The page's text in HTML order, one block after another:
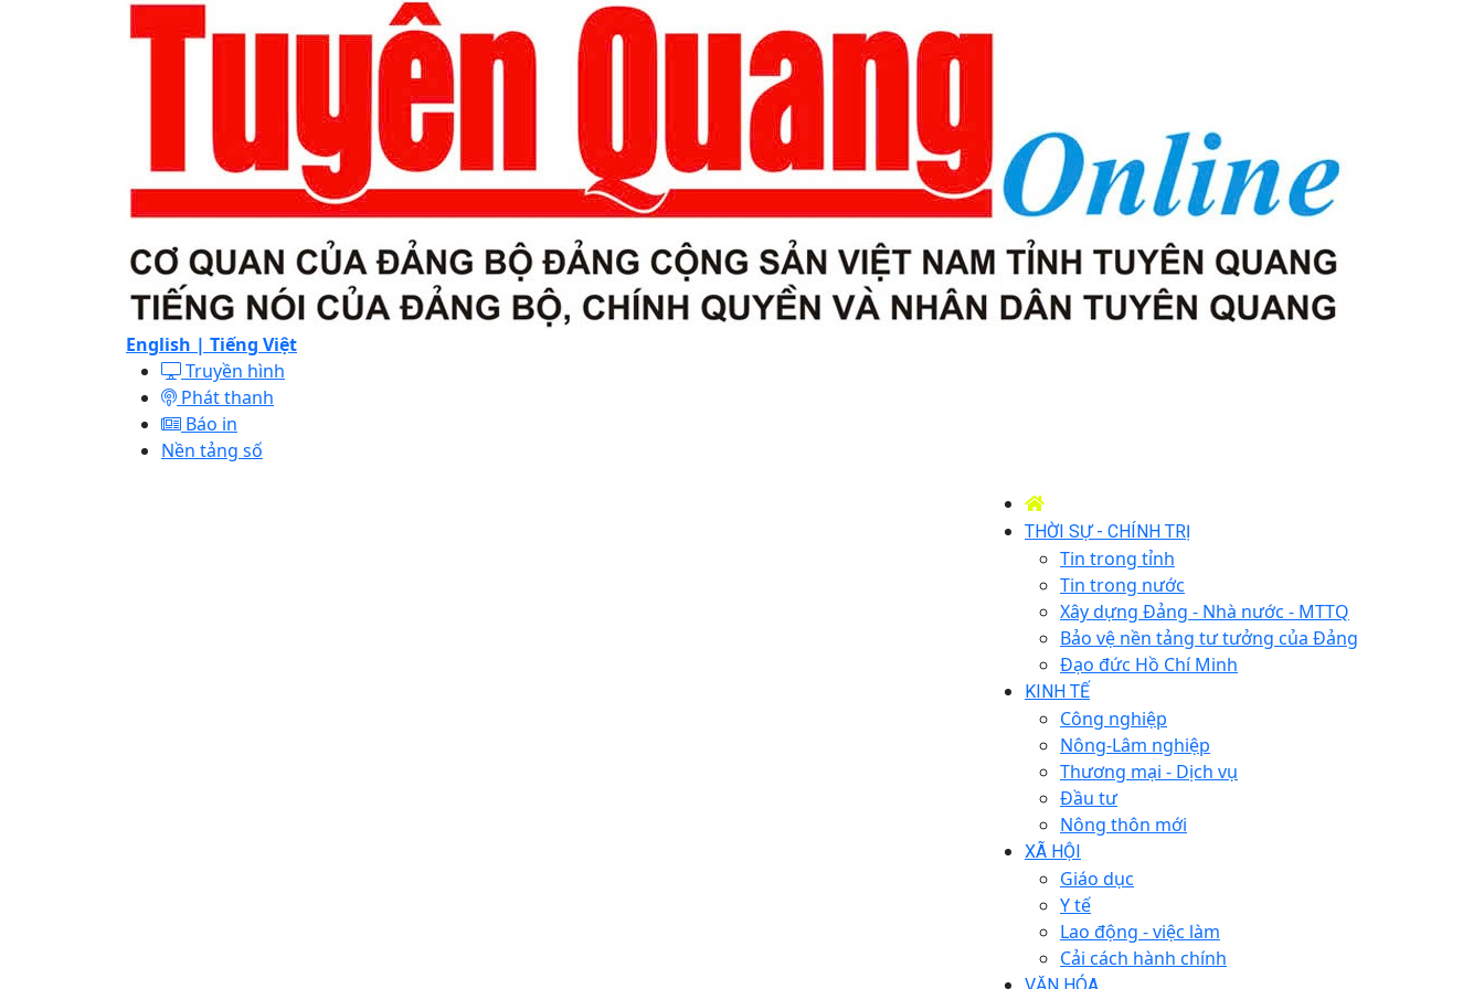
English | Tiếng Việt
Truyền hình
Phát thanh
Báo in
Nền tảng số
THỜI SỰ - CHÍNH TRỊ
Tin trong tỉnh
Tin trong nước
Xây dựng Đảng - Nhà nước - MTTQ
Bảo vệ nền tảng tư tưởng của Đảng
Đạo đức Hồ Chí Minh
KINH TẾ
Công nghiệp
Nông-Lâm nghiệp
Thương mại - Dịch vụ
Đầu tư
Nông thôn mới
XÃ HỘI
Giáo dục
Y tế
Lao động - việc làm
Cải cách hành chính